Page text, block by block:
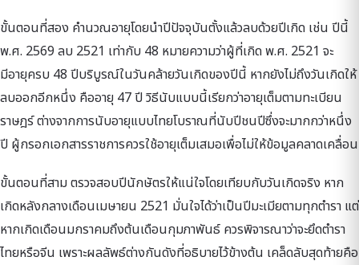
ขั้นตอนที่สอง คำนวณอายุโดยนำปีปัจจุบันตั้งแล้วลบด้วยปีเกิด เช่น ปีนี้
พ.ศ. 2569 ลบ 2521 เท่ากับ 48 หมายความว่าผู้ที่เกิด พ.ศ. 2521 จะ
มีอายุครบ 48 ปีบริบูรณ์ในวันคล้ายวันเกิดของปีนี้ หากยังไม่ถึงวันเกิดให้
ลบออกอีกหนึ่ง คืออายุ 47 ปี วิธีนับแบบนี้เรียกว่าอายุเต็มตามทะเบียน
ราษฎร์ ต่างจากการนับอายุแบบไทยโบราณที่นับปีชนปีซึ่งจะมากกว่าหนึ่ง
ปี ผู้กรอกเอกสารราชการควรใช้อายุเต็มเสมอเพื่อไม่ให้ข้อมูลคลาดเคลื่อน
ขั้นตอนที่สาม ตรวจสอบปีนักษัตรให้แน่ใจโดยเทียบกับวันเกิดจริง หาก
เกิดหลังกลางเดือนเมษายน 2521 มั่นใจได้ว่าเป็นปีมะเมียตามทุกตำรา แต่
หากเกิดเดือนมกราคมถึงต้นเดือนกุมภาพันธ์ ควรพิจารณาว่าจะยึดตำรา
ไทยหรือจีน เพราะผลลัพธ์ต่างกันดังที่อธิบายไว้ข้างต้น เคล็ดลับสุดท้ายคือ